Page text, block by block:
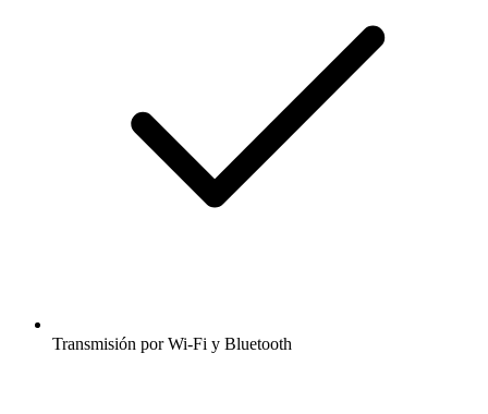
Transmisión por Wi-Fi y Bluetooth